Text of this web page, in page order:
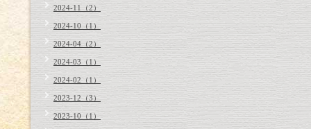
2024-11（2）
2024-10（1）
2024-04（2）
2024-03（1）
2024-02（1）
2023-12（3）
2023-10（1）